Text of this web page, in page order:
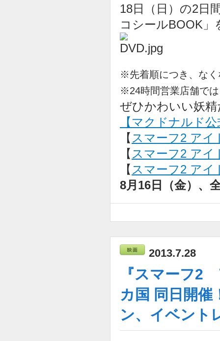
18日（日）の2日
コシールBOOK
※先着順につき、な
※24時間営業店舗で
ぜひかわいい妖
【マクドナルド
【 スマーフ2 アイ
【 スマーフ2 アイ
【 スマーフ2 アイ
8月16日（金）、
2013.7.28
『スマーフ2
カ国 同日開
ン、イベント